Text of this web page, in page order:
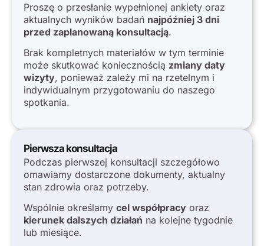
Proszę o przesłanie wypełnionej ankiety oraz
aktualnych wyników badań najpóźniej 3 dni
przed zaplanowaną konsultacją.
Brak kompletnych materiałów w tym terminie
może skutkować koniecznością zmiany daty
wizyty, ponieważ zależy mi na rzetelnym i
indywidualnym przygotowaniu do naszego
spotkania.
Pierwsza konsultacja
Podczas pierwszej konsultacji szczegółowo
omawiamy dostarczone dokumenty, aktualny
stan zdrowia oraz potrzeby.
Wspólnie określamy cel współpracy oraz
kierunek dalszych działań na kolejne tygodnie
lub miesiące.